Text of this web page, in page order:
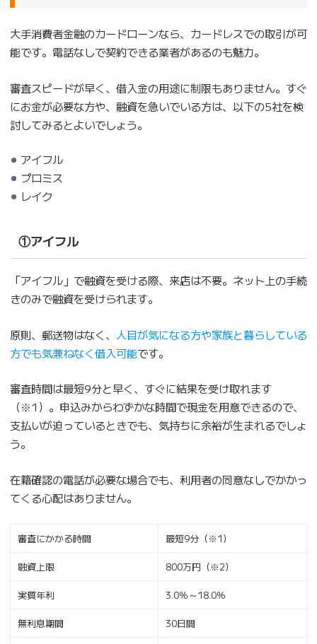
大手消費者金融のカードローンなら、カードレスでの取引が可
能です。電話なしで契約できる業者があるのも魅力。
審査スピードが早く、借入金の用途に制限もありません。すぐ
にお金が必要な方や、融資を急いでいる方は、以下の5社を検
討してみるとよいでしょう。
アイフル
プロミス
レイク
①アイフル
「アイフル」で融資を受ける際、来店は不要。ネット上の手続
きのみで融資を受けられます。
原則、郵送物はなく、 人目が気になる方や家族と暮らしている
方でも気兼ねなく借入可能です。
審査時間は最短9分と早く、すぐに結果を受け取れます
（※1）。申込みからわずかな時間で現金を用意できるので、
支払いが迫っているときでも、気持ちに余裕が生まれるでしょ
う。
在籍確認の電話が必要な場合でも、利用者の同意なしでかかっ
てくる心配はありません。
審査にかかる時間 最短9分（※1）
融資上限 800万円（※2）
実質年利 3.0％～18.0％
無利息期間 30日間